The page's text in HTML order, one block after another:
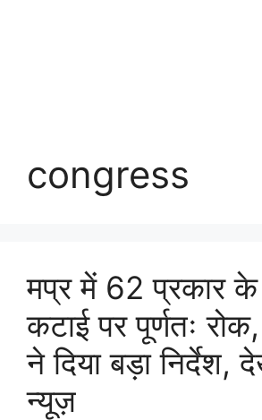
congress
मप्र में 62 प्रकार के
कटाई पर पूर्णतः
ने दिया बड़ा निर्देश,
न्यूज़